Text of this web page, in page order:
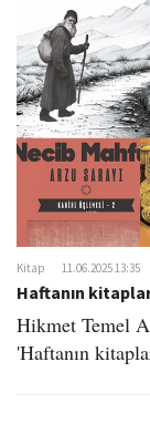
Kitap 11.06.2025 13:35
Haftanın
Hikmet Temel
'Haftanın